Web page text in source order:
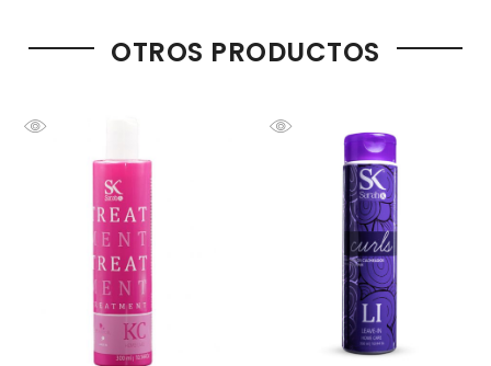
OTROS PRODUCTOS